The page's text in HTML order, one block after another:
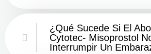
¿Qué Sucede Si El
Cytotec- Misoprostol
Interrumpir Un